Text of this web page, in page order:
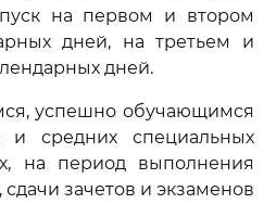
на первом и втором
дней, на третьем и
дней.
успешно обучающимся
средних специальных
на период выполнения
зачетов и экзаменов